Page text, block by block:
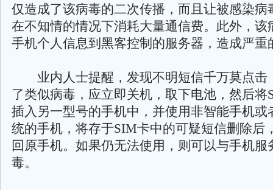
仅造成了该病毒的二次传播，而且让被感染病
在不知情的情况下消耗大量通信费。此外，该
手机个人信息到黑客控制的服务器，造成严重
业内人士提醒，发现不明短信千万莫点击
了类似病毒，应立即关机，取下电池，然后将
插入另一型号的手机中，并使用非智能手机或
统的手机，将存于SIM卡中的可疑短信删除后
回原手机。如果仍无法使用，则可以与手机服
毒。